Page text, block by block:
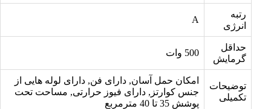
رتبه
انرژی
A
حداقل
گرمایش
500 وات
توضیحات
تکمیلی
امکان حمل آسان, دارای فن, دارای لوله هایی از
جنس کوارتز, دارای فیوز حرارتی, مساحت تحت
پوشش 35 تا 40 مترمربع